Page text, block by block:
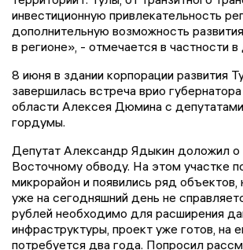
инвестиционную привлекательность
дополнительную возможность
в регионе», - отмечается в частности
8 июня в здании корпорации развития
завершилась встреча врио
области Алексея Дюмина с
гордумы.
Депутат Александр Ядыкин доложил о
Восточному обводу. На этом участке
микрорайон и появились ряд объектов,
уже на сегодняшний день не
рублей необходимо для расширения
инфраструктуры, проект уже готов, на
потребуется два года. Попросил